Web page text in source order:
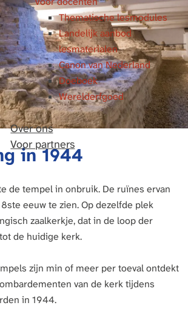
Thematische lesmodules
Landelijk aanbod
lesmaterialen
Canon van Nederland
Doeboek
Werelderfgoed
Over ons
Voor partners
in 1944
de tempel in onbruik. De ruïnes ervan
eeuw te zien. Op dezelfde plek
zaalkerkje, dat in de loop der
de huidige kerk.
zijn min of meer per toeval ontdekt
van de kerk tijdens
in 1944.